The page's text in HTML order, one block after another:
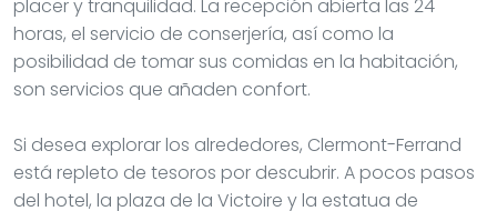
placer y tranquilidad. La recepción abierta las 24
horas, el servicio de conserjería, así como la
posibilidad de tomar sus comidas en la habitación,
son servicios que añaden confort.
Si desea explorar los alrededores, Clermont-Ferrand
está repleto de tesoros por descubrir. A pocos pasos
del hotel, la plaza de la Victoire y la estatua de